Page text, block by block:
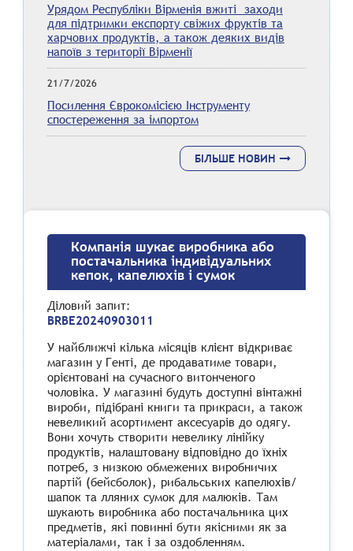
Урядом Республіки Вірменія вжиті заходи
для підтримки експорту свіжих фруктів та
харчових продуктів, а також деяких видів
напоїв з території Вірменії
21/7/2026
Посилення Єврокомісією Інструменту
спостереження за імпортом
БІЛЬШЕ НОВИН
Компанія шукає виробника або
постачальника індивідуальних
кепок, капелюхів і сумок
Діловий запит:
BRBE20240903011
У найближчі кілька місяців клієнт відкриває
магазин у Генті, де продаватиме товари,
орієнтовані на сучасного витонченого
чоловіка. У магазині будуть доступні вінтажні
вироби, підібрані книги та прикраси, а також
невеликий асортимент аксесуарів до одягу.
Вони хочуть створити невелику лінійку
продуктів, налаштовану відповідно до їхніх
потреб, з низкою обмежених виробничих
партій (бейсболок), рибальських капелюхів/
шапок та лляних сумок для малюків. Там
шукають виробника або постачальника цих
предметів, які повинні бути якісними як за
матеріалами, так і за оздобленням.